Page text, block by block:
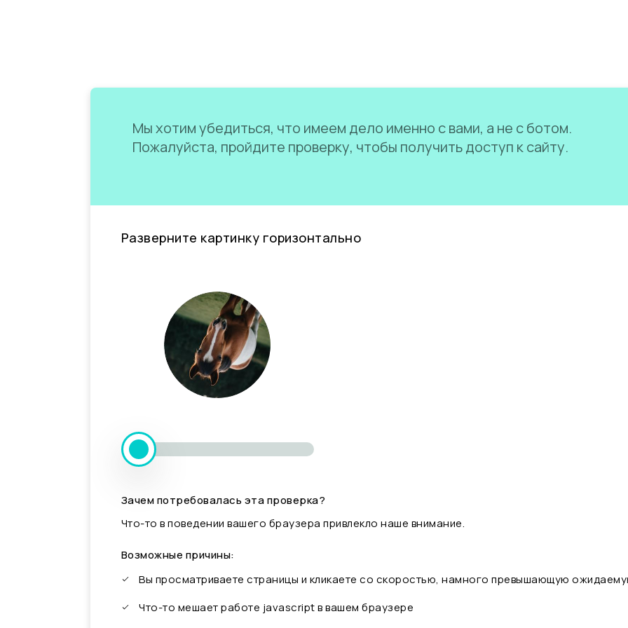
Мы хотим убедиться, что имеем дело именно с вами, а не с ботом.
Пожалуйста, пройдите проверку, чтобы получить доступ к сайту.
Разверните картинку горизонтально
Зачем потребовалась эта проверка?
Что-то в поведении вашего браузера привлекло наше внимание.
Возможные причины:
Вы просматриваете страницы и кликаете со скоростью, намного превышающую
Что-то мешает работе javascript в вашем браузере